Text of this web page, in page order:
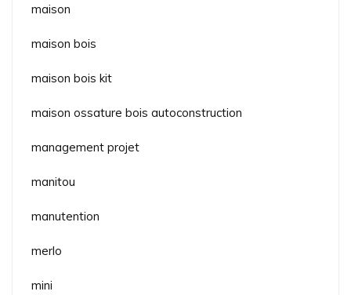
maison
maison bois
maison bois kit
maison ossature bois autoconstruction
management projet
manitou
manutention
merlo
mini